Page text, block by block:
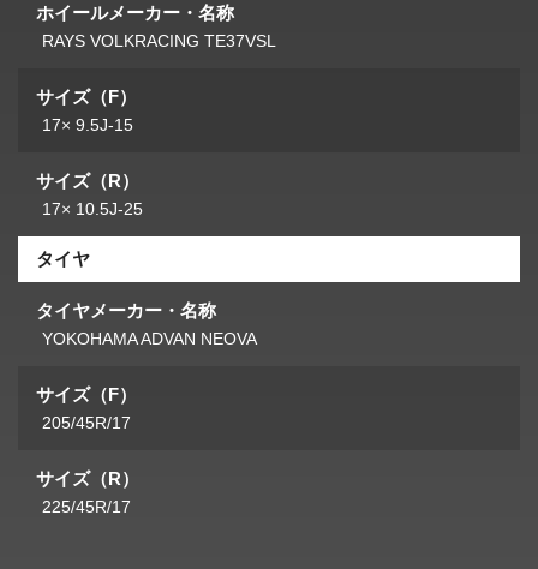
ホイールメーカー・名称
RAYS VOLKRACING TE37VSL
サイズ（F）
17× 9.5J-15
サイズ（R）
17× 10.5J-25
タイヤ
タイヤメーカー・名称
YOKOHAMA ADVAN NEOVA
サイズ（F）
205/45R/17
サイズ（R）
225/45R/17